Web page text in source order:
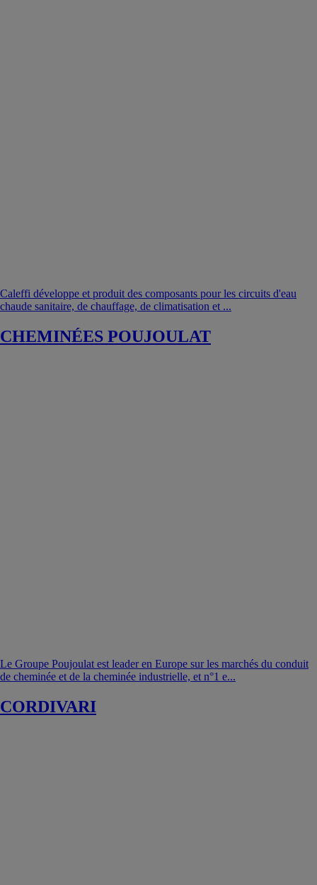
Caleffi développe et produit des composants pour les circuits d'eau
chaude sanitaire, de chauffage, de climatisation et ...
CHEMINÉES POUJOULAT
Le Groupe Poujoulat est leader en Europe sur les marchés du conduit
de cheminée et de la cheminée industrielle, et n°1 e...
CORDIVARI